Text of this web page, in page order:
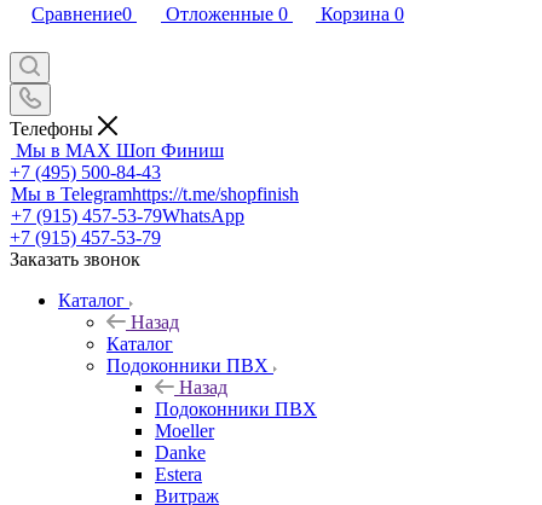
Сравнение0 Отложенные 0 Корзина 0
Телефоны
Мы в MAX Шоп Финиш
+7 (495) 500-84-43
Мы в Telegramhttps://t.me/shopfinish
+7 (915) 457-53-79WhatsApp
+7 (915) 457-53-79
Заказать звонок
Каталог
Назад
Каталог
Подоконники ПВХ
Назад
Подоконники ПВХ
Moeller
Danke
Estera
Витраж